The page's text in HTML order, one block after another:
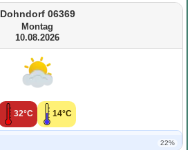
Dohndorf 06369
Montag
10.08.2026
32°C 14°C
22%